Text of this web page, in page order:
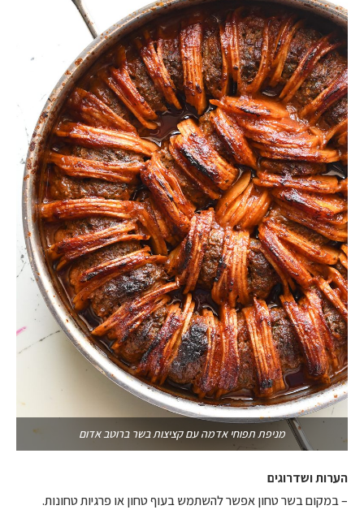
מניפת תפוחי אדמה עם קציצות בשר ברוטב אדום
הערות ושדרוגים
– במקום בשר טחון אפשר להשתמש בעוף טחון או פרגיות טחונות.